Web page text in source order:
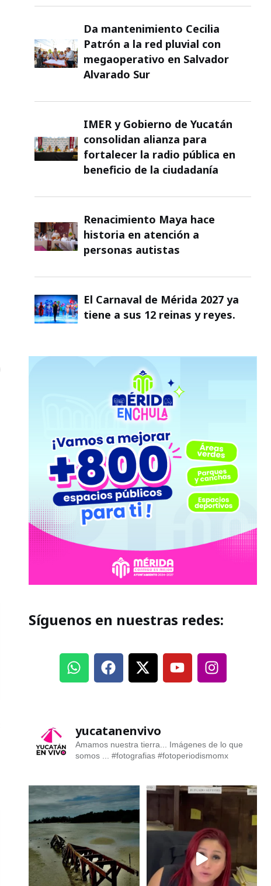
Da mantenimiento Cecilia
Patrón a la red pluvial con
megaoperativo en Salvador
Alvarado Sur
IMER y Gobierno de Yucatán
consolidan alianza para
fortalecer la radio pública en
beneficio de la ciudadanía
Renacimiento Maya hace
historia en atención a
personas autistas
El Carnaval de Mérida 2027 ya
tiene a sus 12 reinas y reyes.
Síguenos en nuestras redes:
yucatanenvivo
Amamos nuestra tierra... Imágenes de lo que
somos ... #fotografias #fotoperiodismomx